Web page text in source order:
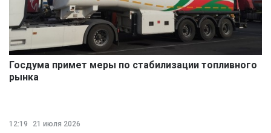
Госдума примет меры по стабилизации топливного
рынка
12:19 21 июля 2026